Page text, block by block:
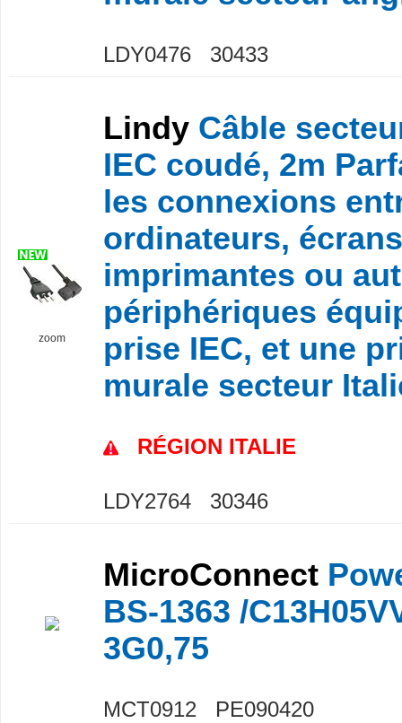
LDY0476 30433
zoom
Lindy Câble
IEC coudé, 2m
les connexions
ordinateurs,
imprimantes ou
périphériques
prise IEC, et une
murale secteur
RÉGION ITALIE
LDY2764 30346
MicroConnect
BS-1363 /
3G0,75
MCT0912 PE090420